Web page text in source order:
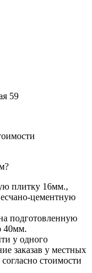
59
плитку 16мм.,
цементную
подготовленную
40мм.
у одного
заказав у местных
стоимости